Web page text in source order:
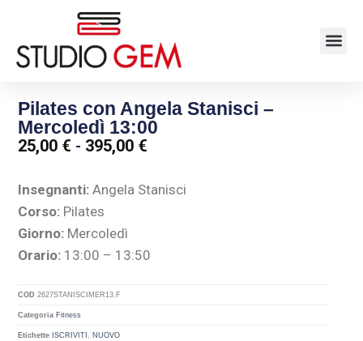
Pilates con Angela Stanisci –
Mercoledì 13:00
25,00 € - 395,00 €
Insegnanti: Angela Stanisci
Corso: Pilates
Giorno: Mercoledì
Orario: 13:00 – 13:50
COD2627STANISCIMER13.F
Categoria Fitness
Etichette ISCRIVITI, NUOVO